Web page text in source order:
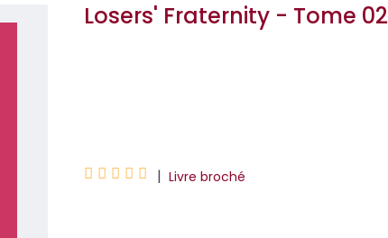
Losers' Fraternity - Tome 02
     | Livre broché